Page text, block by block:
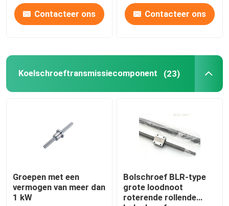
Over ons
schakelaarContacteer ons Contacteer ons
Koelschroeftransmissiecomponent (23)
Groepen met een
vermogen van meer dan
1 kW
Bolschroef BLR-type
grote loodnoot
roterende rollende